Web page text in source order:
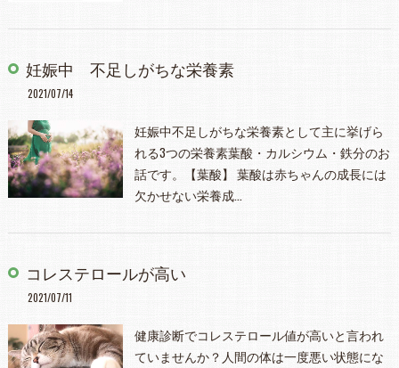
妊娠中 不足しがちな栄養素
2021/07/14
妊娠中不足しがちな栄養素として主に挙げら
れる3つの栄養素葉酸・カルシウム・鉄分のお
話です。【葉酸】 葉酸は赤ちゃんの成長には
欠かせない栄養成…
コレステロールが高い
2021/07/11
健康診断でコレステロール値が高いと言われ
ていませんか？人間の体は一度悪い状態にな